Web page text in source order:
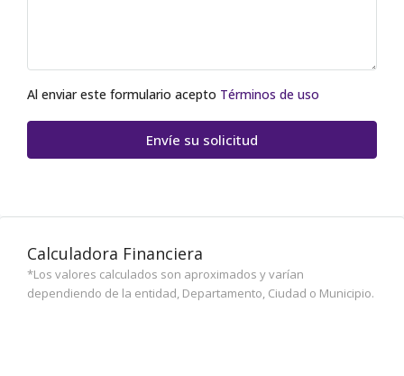
Al enviar este formulario acepto Términos de uso
Envíe su solicitud
Calculadora Financiera
*Los valores calculados son aproximados y varían
dependiendo de la entidad, Departamento, Ciudad o Municipio.